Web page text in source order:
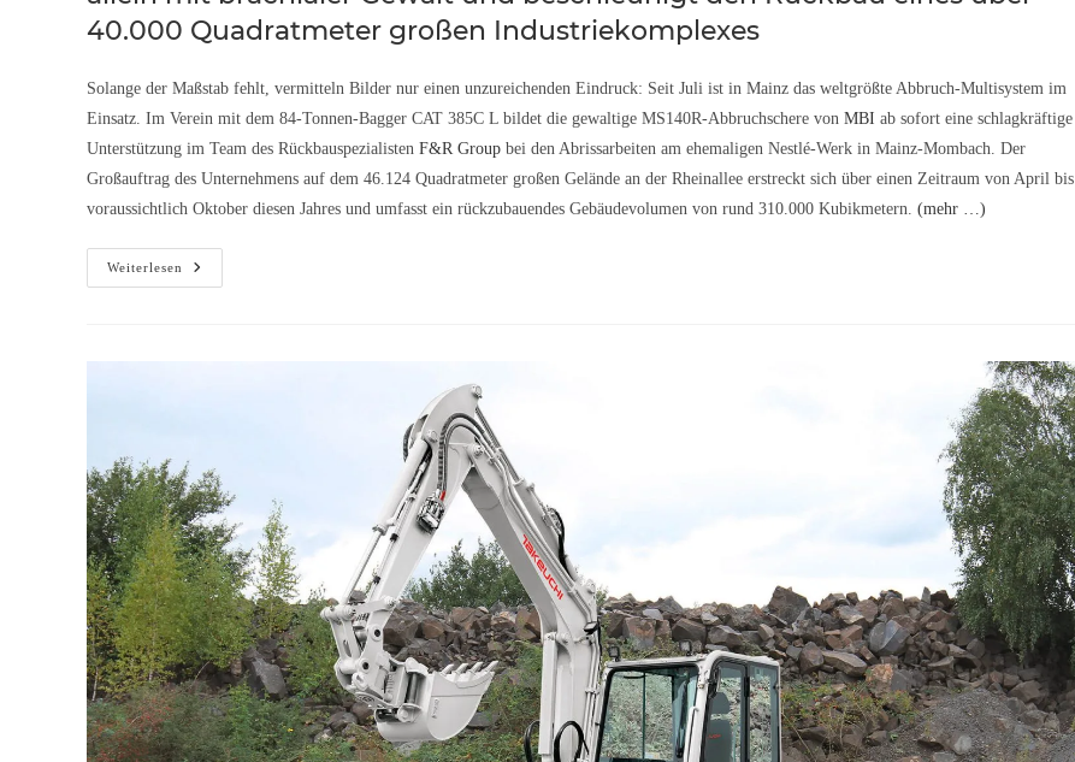
40.000 Quadratmeter großen Industriekomplexes
Solange der Maßstab fehlt, vermitteln Bilder nur einen unzureichenden Eindruck: Seit Juli ist in Mainz das weltgrößte Abbruch-Multisystem im
Einsatz. Im Verein mit dem 84-Tonnen-Bagger CAT 385C L bildet die gewaltige MS140R-Abbruchschere von MBI ab sofort eine schlagkräftige
Unterstützung im Team des Rückbauspezialisten F&R Group bei den Abrissarbeiten am ehemaligen Nestlé-Werk in Mainz-Mombach. Der
Großauftrag des Unternehmens auf dem 46.124 Quadratmeter großen Gelände an der Rheinallee erstreckt sich über einen Zeitraum von April bis
voraussichtlich Oktober diesen Jahres und umfasst ein rückzubauendes Gebäudevolumen von rund 310.000 Kubikmetern. (mehr …)
Weiterlesen